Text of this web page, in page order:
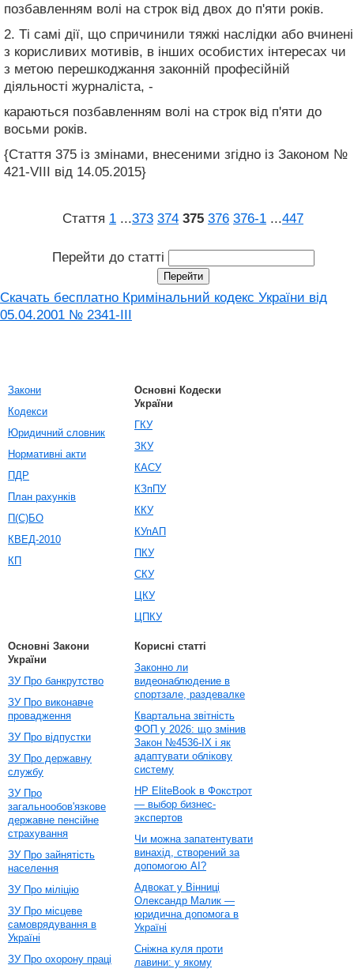
позбавленням волі на строк від двох до п'яти років.
2. Ті самі дії, що спричинили тяжкі наслідки або вчинені
з корисливих мотивів, в інших особистих інтересах чи
з метою перешкоджання законній професійній
діяльності журналіста, -
караються позбавленням волі на строк від п'яти до
восьми років.
{Стаття 375 із змінами, внесеними згідно із Законом №
421-VIII від 14.05.2015}
Стаття 1 ...373 374 375 376 376‑1 ...447
Перейти до статті
Скачать бесплатно Кримінальний кодекс України від
05.04.2001 № 2341-III
Закони
Кодекси
Юридичний словник
Нормативні акти
ПДР
План рахунків
П(С)БО
КВЕД-2010
КП
Основні Кодески
України
ГКУ
ЗКУ
КАСУ
КЗпПУ
ККУ
КУпАП
ПКУ
СКУ
ЦКУ
ЦПКУ
Основні Закони
України
ЗУ Про банкрутство
ЗУ Про виконавче
провадження
ЗУ Про відпустки
ЗУ Про державну
службу
ЗУ Про
загальнообов'язкове
державне пенсійне
страхування
ЗУ Про зайнятість
населення
ЗУ Про міліцію
ЗУ Про місцеве
самоврядування в
Україні
ЗУ Про охорону праці
Корисні статті
Законно ли
видеонаблюдение в
спортзале, раздевалке
Квартальна звітність
ФОП у 2026: що змінив
Закон №4536-IX і як
адаптувати облікову
систему
HP EliteBook в Фокстрот
— выбор бизнес-
экспертов
Чи можна запатентувати
винахід, створений за
допомогою AI?
Адвокат у Вінниці
Олександр Малик —
юридична допомога в
Україні
Сніжна куля проти
лавини: у якому